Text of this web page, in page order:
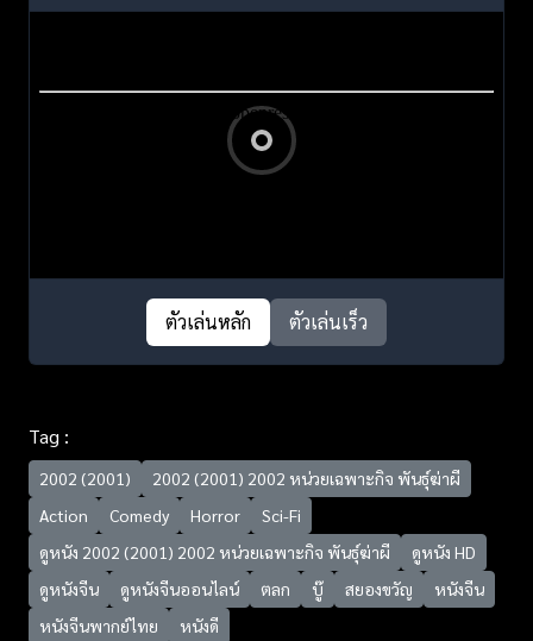
ตัวเล่นหลัก ตัวเล่นเร็ว
Tag :
2002 (2001)
2002 (2001) 2002 หน่วยเฉพาะกิจ พันธุ์ฆ่าผี
Action
Comedy Horror
Sci-Fi
ดูหนัง 2002 (2001) 2002 หน่วยเฉพาะกิจ พันธุ์ฆ่าผี
ดูหนัง HD
ดูหนังจีน
ดูหนังจีนออนไลน์ ตลก บู๊ สยองขวัญ
หนังจีน
หนังจีนพากย์ไทย
หนังดี